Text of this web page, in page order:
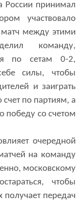
России принимал
участвовало
между этими
команду,
по сетам 0-2,
силы, чтобы
и заиграть
по партиям, а
победу со счетом
очередной
на команду
московскому
чтобы
получает передач